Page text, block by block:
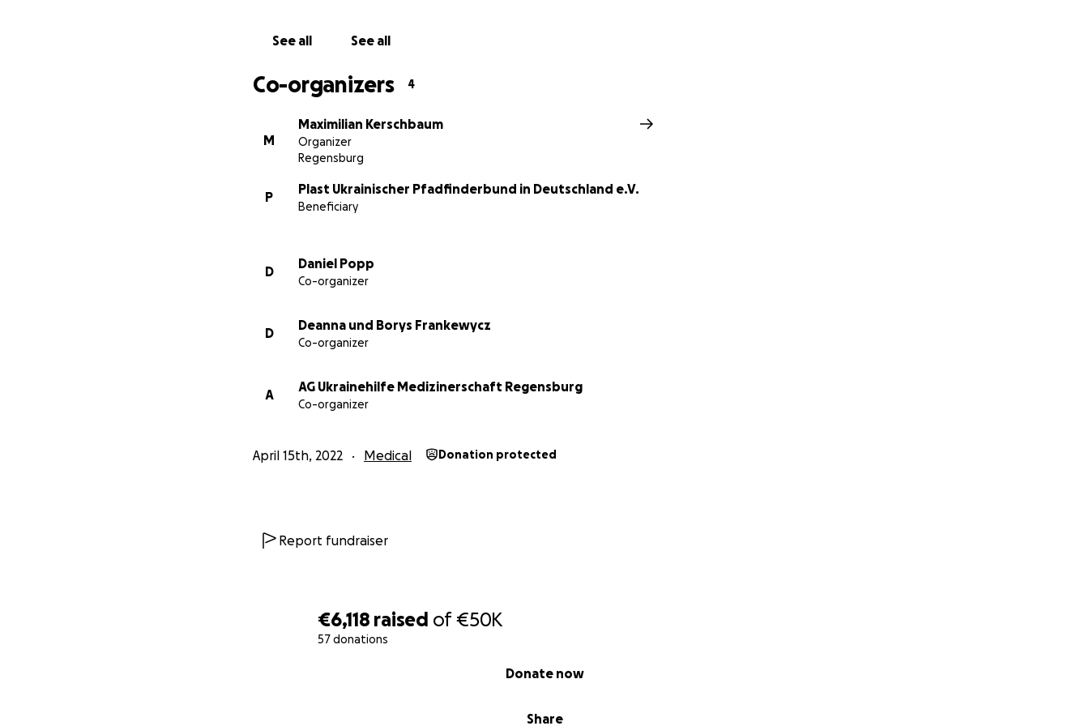
€6,118 raised of€50K
57 donations
Share
Donate now
See all See all
Co-organizers 4
M
Maximilian Kerschbaum
Organizer
Regensburg
P
Plast Ukrainischer Pfadfinderbund in Deutschland e.V.
Beneficiary
D
Daniel Popp
Co-organizer
D
Deanna und Borys Frankewycz
Co-organizer
A
AG Ukrainehilfe Medizinerschaft Regensburg
Co-organizer
April 15th, 2022 Medical Donation protected
Report fundraiser